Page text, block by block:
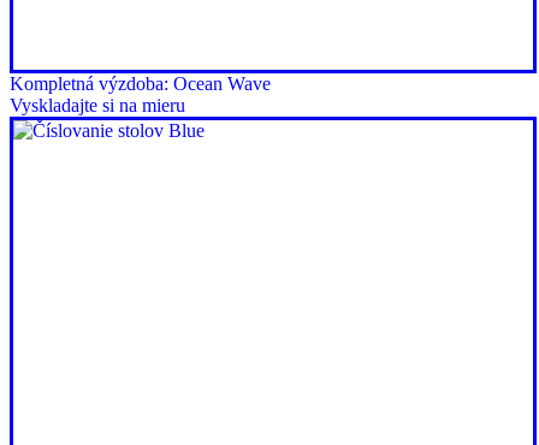
Kompletná výzdoba: Ocean Wave
Vyskladajte si na mieru